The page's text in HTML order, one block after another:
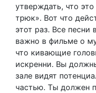
утверждать, что
трюк». Вот что
этот раз. Все песни
важно в фильме о
что кивающие
искренни. Вы
зале видят
частью. Ты должен